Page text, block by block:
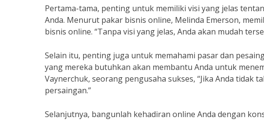
Pertama-tama, penting untuk memiliki visi yang jelas
Anda. Menurut pakar bisnis online, Melinda Emerson,
bisnis online. “Tanpa visi yang jelas, Anda akan mudah
Selain itu, penting juga untuk memahami pasar dan
yang mereka butuhkan akan membantu Anda untuk
Vaynerchuk, seorang pengusaha sukses, “Jika Anda tidak
persaingan.”
Selanjutnya, bangunlah kehadiran online Anda dengan